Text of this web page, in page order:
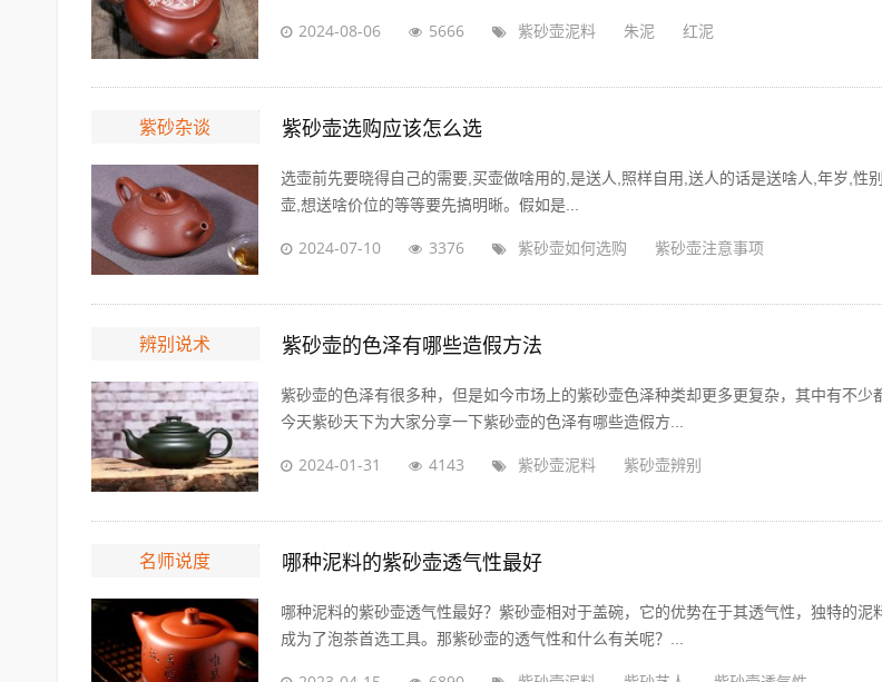
2024-08-06 5666 紫砂壶泥料 朱泥 红泥
紫砂杂谈 紫砂壶选购应该怎么选
选壶前先要晓得自己的需要,买壶做啥用的,是送人,照样自用,送人的话是送啥人,年岁,性
壶,想送啥价位的等等要先搞明晰。假如是...
2024-07-10 3376 紫砂壶如何选购 紫砂壶注意事项
辨别说术 紫砂壶的色泽有哪些造假方法
紫砂壶的色泽有很多种，但是如今市场上的紫砂壶色泽种类却更多更复杂，其中有不少
今天紫砂天下为大家分享一下紫砂壶的色泽有哪些造假方...
2024-01-31 4143 紫砂壶泥料 紫砂壶辨别
名师说度 哪种泥料的紫砂壶透气性最好
哪种泥料的紫砂壶透气性最好？紫砂壶相对于盖碗，它的优势在于其透气性，独特的泥
成为了泡茶首选工具。那紫砂壶的透气性和什么有关呢？...